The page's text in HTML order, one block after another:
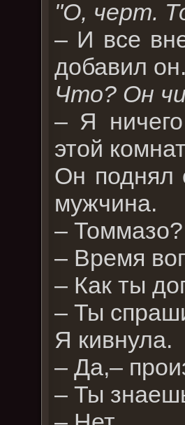
"О, черт.
– И все
добавил
Что? Он
– Я
этой
Он поднял
мужчина.
–
– Время
– Как ты
– Ты
Я кивнула.
– Да,–
– Ты